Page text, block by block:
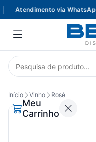
Atendimento via WhatsApp
Meu
Carrinho
Início Vinho Rosé